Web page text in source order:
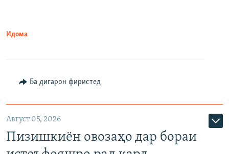
Идома
Ба дигарон фиристед
Август 05, 2026
Пизишкиён овозаҳо дар бораи